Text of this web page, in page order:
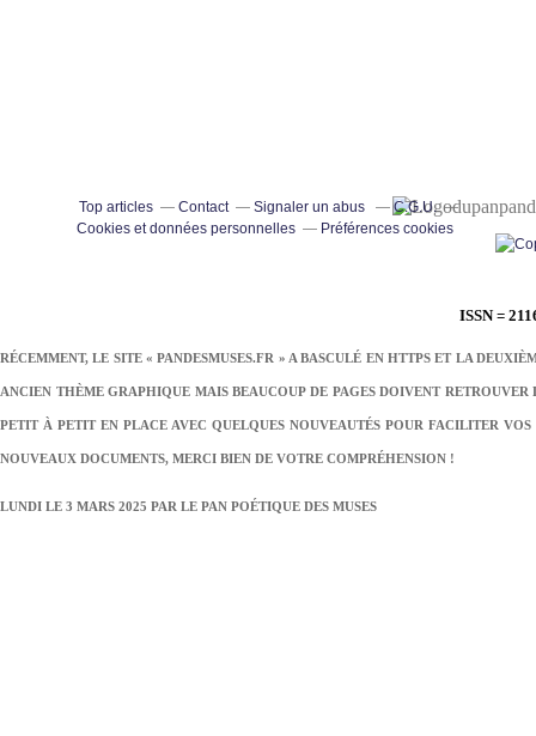
ISSN =
RÉCEMMENT, LE SITE « PANDESMUSES.FR » A BASCULÉ EN HTTPS ET LA
ANCIEN THÈME GRAPHIQUE MAIS BEAUCOUP DE PAGES DOIVENT
PETIT À PETIT EN PLACE AVEC QUELQUES NOUVEAUTÉS POUR FACILITER
NOUVEAUX DOCUMENTS, MERCI BIEN DE VOTRE COMPRÉHENSION !
LUNDI LE 3 MARS 2025 PAR LE PAN POÉTIQUE DES MUSES
Top articles Contact Signaler un abus
C.G.U.
Cookies et données personnelles
Préférences cookies